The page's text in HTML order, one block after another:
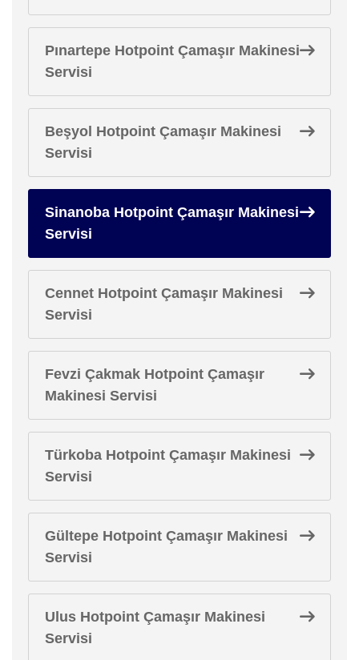
Pınartepe Hotpoint Çamaşır Makinesi
Servisi
Beşyol Hotpoint Çamaşır Makinesi
Servisi
Sinanoba Hotpoint Çamaşır Makinesi
Servisi
Cennet Hotpoint Çamaşır Makinesi
Servisi
Fevzi Çakmak Hotpoint Çamaşır
Makinesi Servisi
Türkoba Hotpoint Çamaşır Makinesi
Servisi
Gültepe Hotpoint Çamaşır Makinesi
Servisi
Ulus Hotpoint Çamaşır Makinesi
Servisi